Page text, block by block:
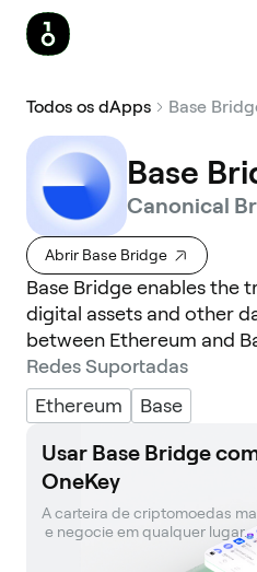
Todos os dApps Base
Base
Canonical
Abrir Base Bridge
Base Bridge enables the
digital assets and other
between Ethereum and
Redes Suportadas
Ethereum
Base
Usar Base Bridge
OneKey
A carteira de criptomoedas
e negocie em qualquer lugar.